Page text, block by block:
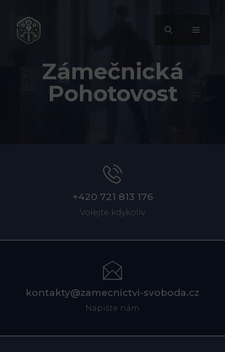
obsah
MENU
Zámečnická
Pohotovost
+420 721 813 176
Volejte kdykoliv
kontakty@zamecnictvi-svoboda.cz
Napište nám